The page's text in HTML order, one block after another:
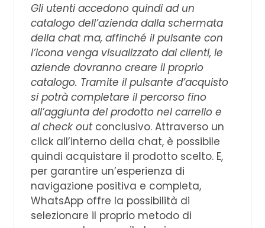
Gli utenti accedono quindi ad un
catalogo dell’azienda dalla schermata
della chat ma, affinché il pulsante con
l’icona venga visualizzato dai clienti, le
aziende dovranno creare il proprio
catalogo. Tramite il pulsante d’acquisto
si potrà completare il percorso fino
all’aggiunta del prodotto nel carrello e
al check outconclusivo. Attraverso un
click all’interno della chat, è possibile
quindi acquistare il prodotto scelto. E,
per garantire un’esperienza di
navigazione positiva e completa,
WhatsApp offre la possibilità di
selezionare il proprio metodo di